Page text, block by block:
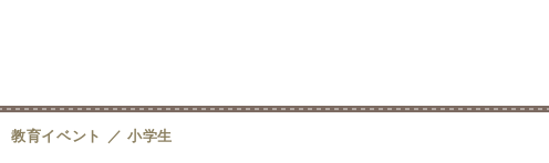
教育イベント 小学生